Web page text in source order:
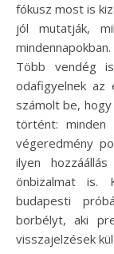
fókusz most is
jól mutatják,
Több vendég
odafigyelnek az
számolt be,
történt: minden
végeredmény
ilyen
önbizalmat is.
budapesti
borbélyt, aki
visszajelzések